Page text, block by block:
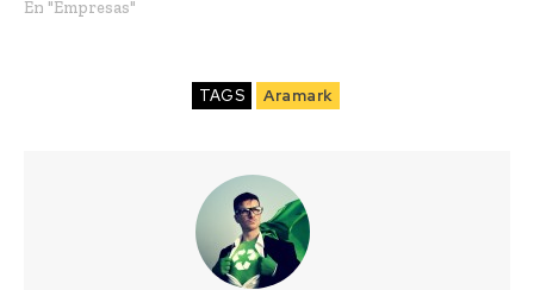
En "Empresas"
TAGS Aramark